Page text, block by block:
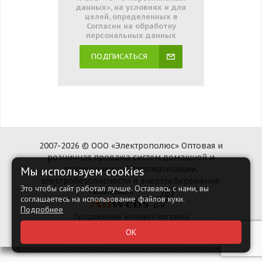
данных», на условиях и для
целей, определенных в
Согласии на обработку
персональных данных
ПОДПИСАТЬСЯ
2007-2026 © ООО «Электрополюс» Оптовая и
розничная продажа систем домашней и
промышленной автоматизации,
электробезопасности и энергосбережения.
Наверх
Мы используем cookies
Это чтобы сайт работал лучше. Оставаясь с нами, вы
соглашаетесь на использование файлов куки.
Подробнее
ОК